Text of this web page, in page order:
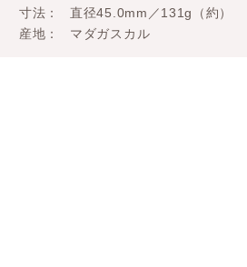
寸法
直径45.0mm／131g（約）
産地
マダガスカル